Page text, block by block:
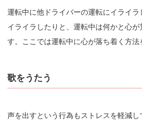
運転中に他ドライバーの運転にイライラ
イライラしたりと、運転中は何かと心
す。ここでは運転中に心が落ち着く方法
歌をうたう
声を出すという行為もストレスを軽減